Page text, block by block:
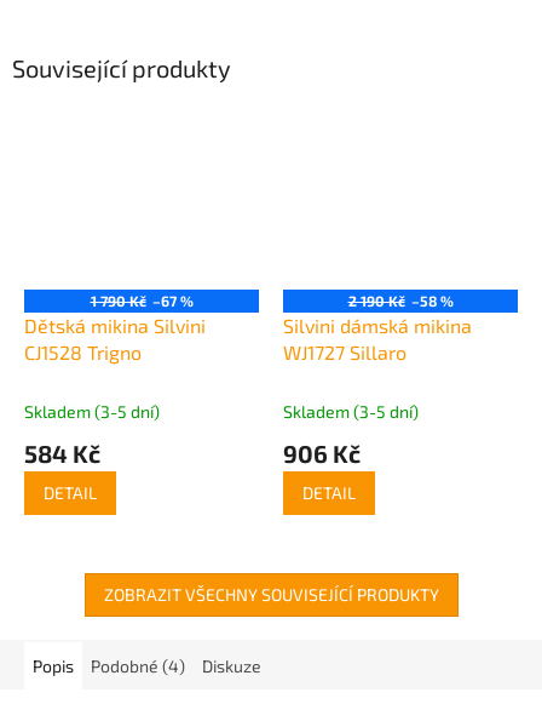
Související produkty
1 790 Kč –67 %
Dětská mikina Silvini
CJ1528 Trigno
Skladem (3-5 dní)
584 Kč
DETAIL
2 190 Kč –58 %
Silvini dámská mikina
WJ1727 Sillaro
Skladem (3-5 dní)
906 Kč
DETAIL
ZOBRAZIT VŠECHNY SOUVISEJÍCÍ PRODUKTY
Popis Podobné (4) Diskuze